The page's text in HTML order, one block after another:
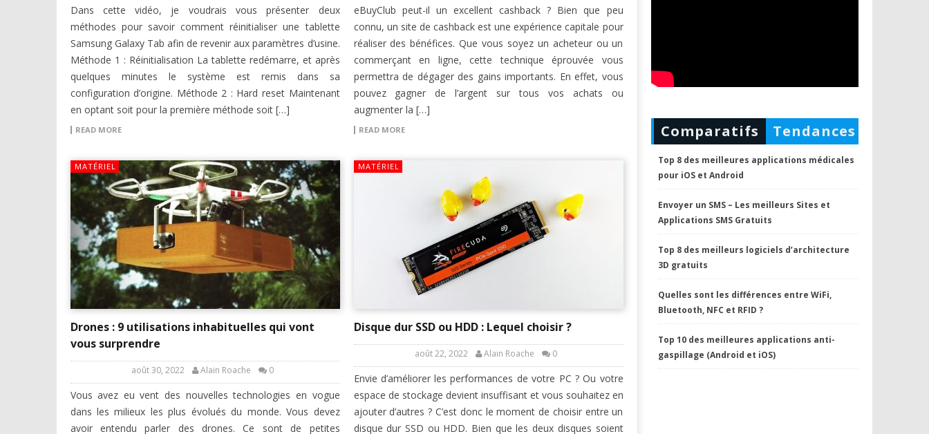
Dans cette vidéo, je voudrais vous présenter deux
méthodes pour savoir comment réinitialiser une tablette
Samsung Galaxy Tab afin de revenir aux paramètres d’usine.
Méthode 1 : Réinitialisation La tablette redémarre, et après
quelques minutes le système est remis dans sa
configuration d’origine. Méthode 2 : Hard reset Maintenant
en optant soit pour la première méthode soit […]
READ MORE
eBuyClub peut-il un excellent cashback ? Bien que peu
connu, un site de cashback est une expérience capitale pour
réaliser des bénéfices. Que vous soyez un acheteur ou un
commerçant en ligne, cette technique éprouvée vous
permettra de dégager des gains importants. En effet, vous
pouvez gagner de l’argent sur tous vos achats ou
augmenter la […]
READ MORE
MATÉRIEL
Drones : 9 utilisations inhabituelles qui vont
vous surprendre
août 30, 2022 Alain Roache 0
Vous avez eu vent des nouvelles technologies en vogue
dans les milieux les plus évolués du monde. Vous devez
avoir entendu parler des drones. Ce sont de petites
MATÉRIEL
Disque dur SSD ou HDD : Lequel choisir ?
août 22, 2022 Alain Roache 0
Envie d’améliorer les performances de votre PC ? Ou votre
espace de stockage devient insuffisant et vous souhaitez en
ajouter d’autres ? C’est donc le moment de choisir entre un
disque dur SSD ou HDD. Bien que les deux disques soient
Comparatifs Tendances
Top 8 des meilleures applications médicales
pour iOS et Android
Envoyer un SMS – Les meilleurs Sites et
Applications SMS Gratuits
Top 8 des meilleurs logiciels d’architecture
3D gratuits
Quelles sont les différences entre WiFi,
Bluetooth, NFC et RFID ?
Top 10 des meilleures applications anti-
gaspillage (Android et iOS)